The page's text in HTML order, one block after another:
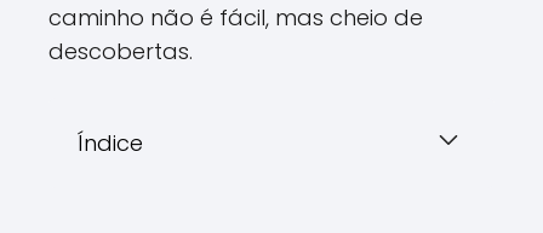
caminho não é fácil, mas cheio de
descobertas.
Índice